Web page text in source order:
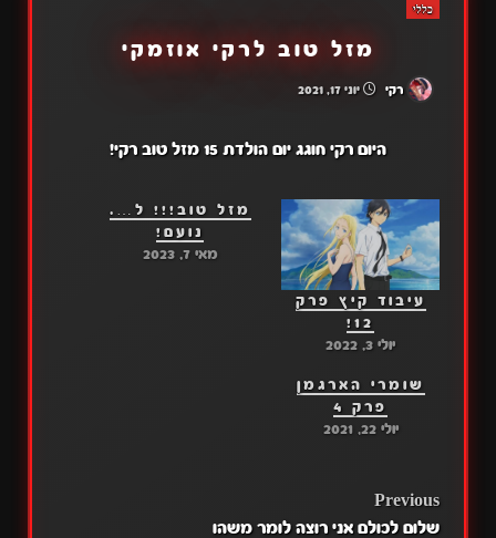
כללי
מזל טוב לרקי אוזמקי
רקי יוני 17, 2021
היום רקי חוגג יום הולדת 15 מזל טוב רקי!
עיבוד קיץ פרק
12!
יולי 3, 2022
מזל טוב!!! ל….
נועם!
מאי 7, 2023
שומרי הארגמן
פרק 4
יולי 22, 2021
POST
Previous
שלום לכולם אני רוצה לומר משהו